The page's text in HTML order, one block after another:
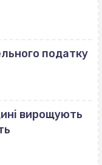
податку
вирощують